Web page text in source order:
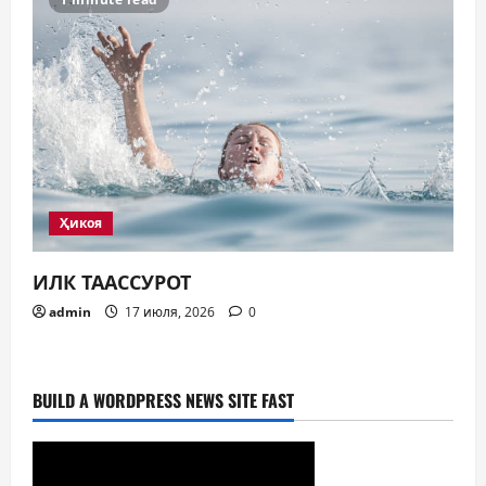
Ҳикоя
ИЛК ТААССУРОТ
admin 17 июля, 2026 0
BUILD A WORDPRESS NEWS SITE FAST